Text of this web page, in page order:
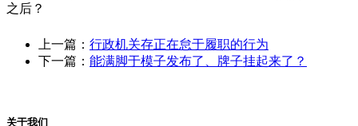
之后？
上一篇： 行政机关存正在怠于履职的行为
下一篇： 能满脚于模子发布了、牌子挂起来了？
关于我们